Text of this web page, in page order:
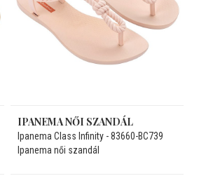
IPANEMA NŐI SZANDÁL
Ipanema Class Infinity - 83660-BC739
Ipanema női szandál